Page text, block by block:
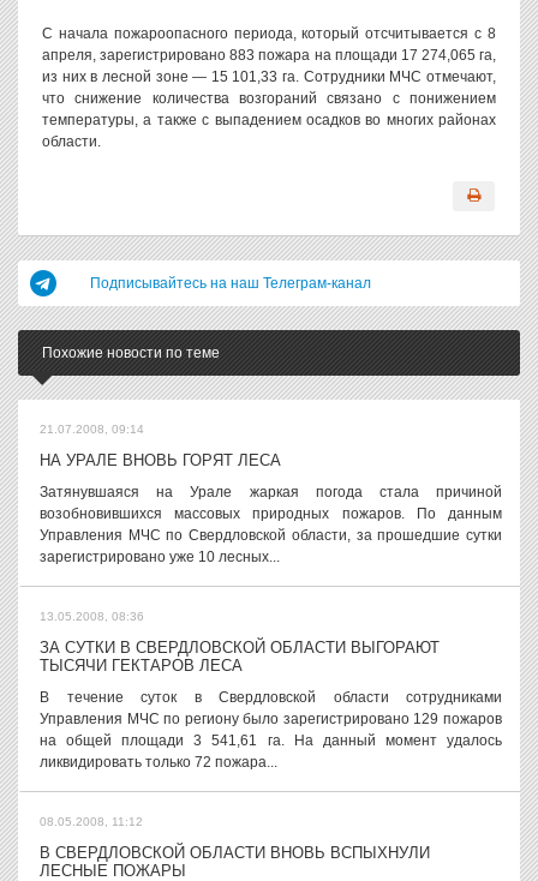
С начала пожароопасного периода, который отсчитывается с 8
апреля, зарегистрировано 883 пожара на площади 17 274,065 га,
из них в лесной зоне — 15 101,33 га. Сотрудники МЧС отмечают,
что снижение количества возгораний связано с понижением
температуры, а также с выпадением осадков во многих районах
области.
Подписывайтесь на наш Телеграм-канал
Похожие новости по теме
21.07.2008, 09:14
НА УРАЛЕ ВНОВЬ ГОРЯТ ЛЕСА
Затянувшаяся на Урале жаркая погода стала причиной
возобновившихся массовых природных пожаров. По данным
Управления МЧС по Свердловской области, за прошедшие сутки
зарегистрировано уже 10 лесных...
13.05.2008, 08:36
ЗА СУТКИ В СВЕРДЛОВСКОЙ ОБЛАСТИ ВЫГОРАЮТ
ТЫСЯЧИ ГЕКТАРОВ ЛЕСА
В течение суток в Свердловской области сотрудниками
Управления МЧС по региону было зарегистрировано 129 пожаров
на общей площади 3 541,61 га. На данный момент удалось
ликвидировать только 72 пожара...
08.05.2008, 11:12
В СВЕРДЛОВСКОЙ ОБЛАСТИ ВНОВЬ ВСПЫХНУЛИ
ЛЕСНЫЕ ПОЖАРЫ